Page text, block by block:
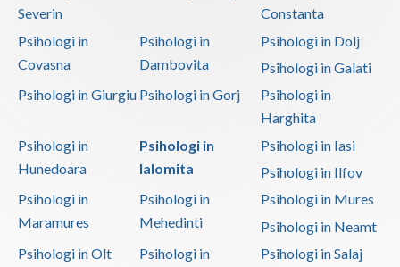
Severin
Constanta
Psihologi in
Covasna
Psihologi in
Dambovita
Psihologi in Dolj
Psihologi in Galati
Psihologi in Giurgiu Psihologi in Gorj
Psihologi in
Harghita
Psihologi in
Hunedoara
Psihologi in
Ialomita
Psihologi in Iasi
Psihologi in Ilfov
Psihologi in
Maramures
Psihologi in
Mehedinti
Psihologi in Mures
Psihologi in Neamt
Psihologi in Olt
Psihologi in
Psihologi in Salaj